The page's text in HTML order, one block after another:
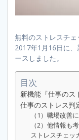
無料のストレスチェ
2017年1月16日に
ースしました。
目次
新機能『仕事のス
仕事のストレス判
（1）職場改善
（2）他情報も
ストレスチェッ